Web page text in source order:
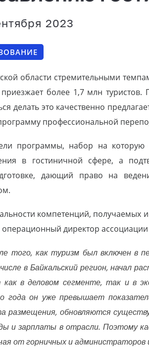
2023
области стремительными
более 1,7 млн туристов.
делать это качественно
профессиональной
программы, набор на которую
в гостиничной сфере, а
дающий право на
компетенций, получаемых
операционный директор ассоциации
того, как туризм был включен в
в Байкальский регион, начал
как в деловом сегменте, так и в
года он уже превышает
размещения, обновляются
и зарплаты в отрасли. Поэтому
от горничных и